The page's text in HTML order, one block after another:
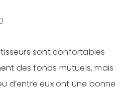
sont confortables
des fonds mutuels, mais
d’entre eux ont une bonne